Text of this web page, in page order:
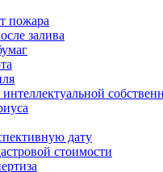
пожара
залива
дату
стоимости